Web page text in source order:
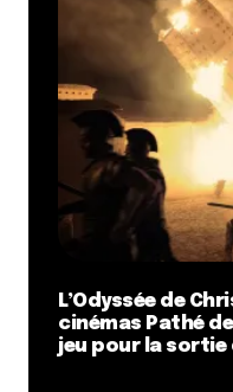
L’Odyssée de
cinémas Pathé
jeu pour la sortie